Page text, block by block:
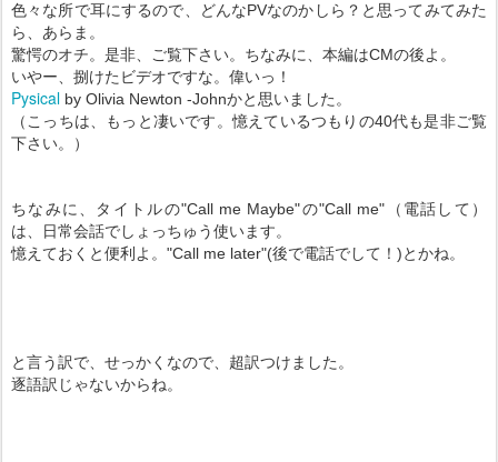
色々な所で耳にするので、どんなPVなのかしら？と思ってみてみた
ら、あらま。
驚愕のオチ。是非、ご覧下さい。ちなみに、本編はCMの後よ。
いやー、捌けたビデオですな。偉いっ！
Pysical by Olivia Newton -Johnかと思いました。
（こっちは、もっと凄いです。憶えているつもりの40代も是非ご覧
下さい。）
ちなみに、タイトルの"Call me Maybe"の"Call me"（電話して）
は、日常会話でしょっちゅう使います。
憶えておくと便利よ。"Call me later"(後で電話でして！)とかね。
と言う訳で、せっかくなので、超訳つけました。
逐語訳じゃないからね。